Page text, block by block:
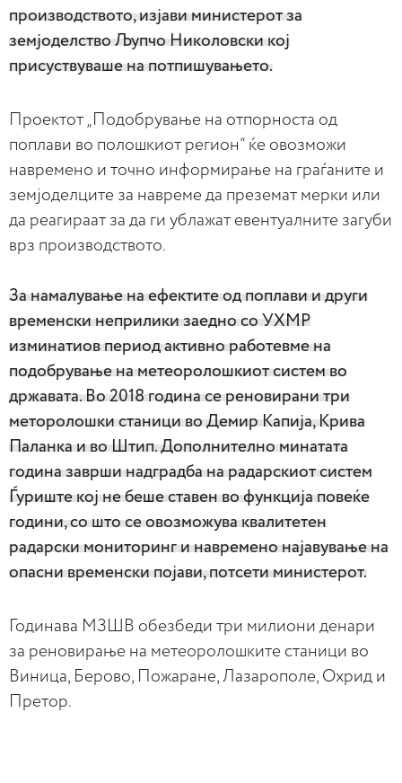
производството, изјави министерот за
земјоделство Љупчо Николовски кој
присуствуваше на потпишувањето.
Проектот „Подобрување на отпорноста од
поплави во полошкиот регион“ ќе овозможи
навремено и точно информирање на граѓаните и
земјоделците за навреме да преземат мерки или
да реагираат за да ги ублажат евентуалните загуби
врз производството.
За намалување на ефектите од поплави и други
временски неприлики заедно со УХМР
изминатиов период активно работевме на
подобрување на метеоролошкиот систем во
државата. Во 2018 година се реновирани три
меторолошки станици во Демир Капија, Крива
Паланка и во Штип. Дополнително минатата
година заврши надградба на радарскиот систем
Ѓуриште кој не беше ставен во функција повеќе
години, со што се овозможува квалитетен
радарски мониторинг и навремено најавување на
опасни временски појави, потсети министерот.
Годинава МЗШВ обезбеди три милиони денари
за реновирање на метеоролошките станици во
Виница, Берово, Пожаране, Лазарополе, Охрид и
Претор.